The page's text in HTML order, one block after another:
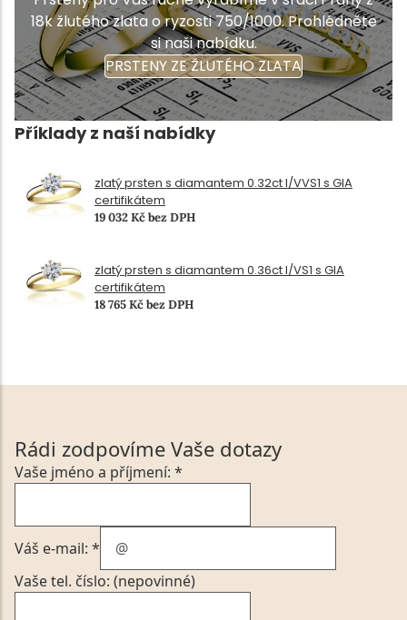
18k žlutého zlata o ryzosti 750/1000. Prohlédněte
si naši nabídku.
PRSTENY ZE ŽLUTÉHO ZLATA
Příklady z naší nabídky
zlatý prsten s diamantem 0.32ct I/VVS1 s GIA
certifikátem
19 032 Kč bez DPH
zlatý prsten s diamantem 0.36ct I/VS1 s GIA
certifikátem
18 765 Kč bez DPH
Rádi zodpovíme Vaše dotazy
Vaše jméno a příjmení: *
Váš e-mail: *
Vaše tel. číslo: (nepovinné)